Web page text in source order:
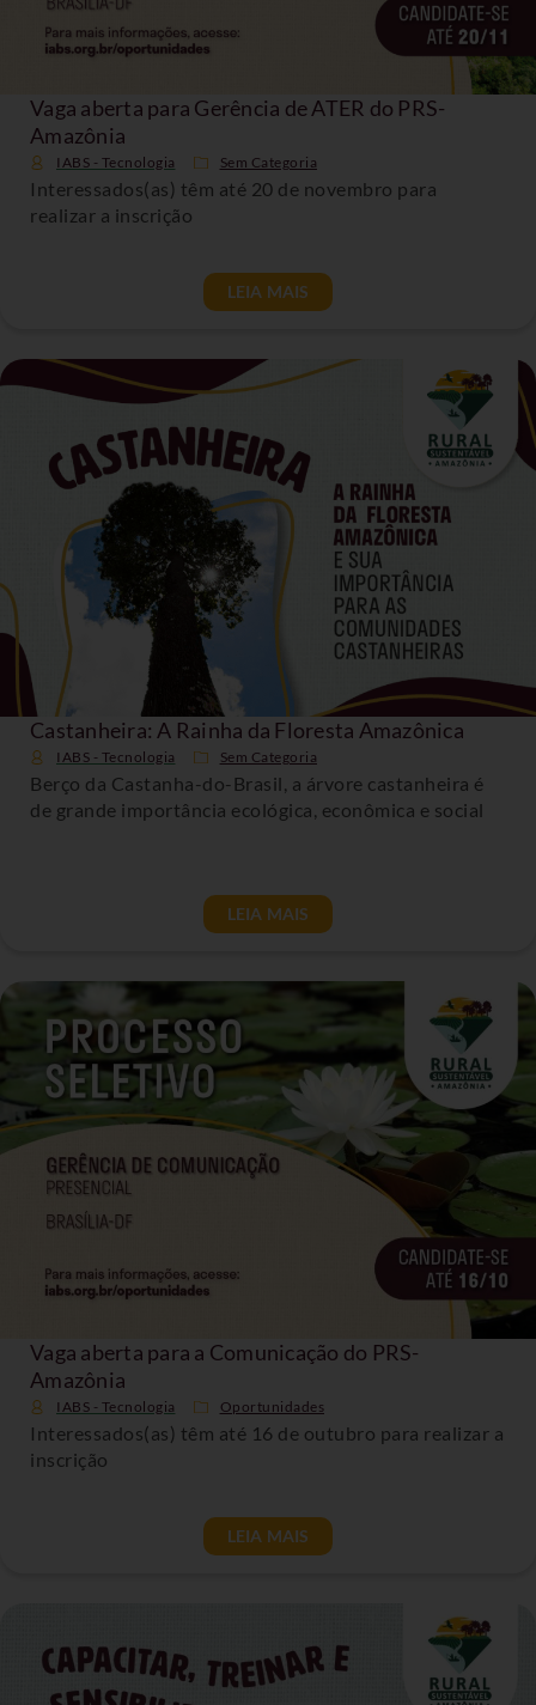
Vaga aberta para Gerência de ATER do PRS-
Amazônia
IABS - Tecnologia Sem Categoria
Interessados(as) têm até 20 de novembro para
realizar a inscrição
LEIA MAIS
Castanheira: A Rainha da Floresta Amazônica
IABS - Tecnologia Sem Categoria
Berço da Castanha-do-Brasil, a árvore castanheira é
de grande importância ecológica, econômica e social
LEIA MAIS
Vaga aberta para a Comunicação do PRS-
Amazônia
IABS - Tecnologia Oportunidades
Interessados(as) têm até 16 de outubro para realizar a
inscrição
LEIA MAIS